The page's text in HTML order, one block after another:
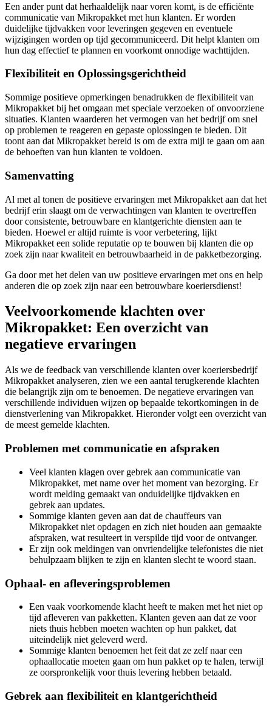
Een ander punt dat herhaaldelijk naar voren komt, is de efficiënte
communicatie van Mikropakket met hun klanten. Er worden
duidelijke tijdvakken voor leveringen gegeven en eventuele
wijzigingen worden op tijd gecommuniceerd. Dit helpt klanten om
hun dag effectief te plannen en voorkomt onnodige wachttijden.
Flexibiliteit en Oplossingsgerichtheid
Sommige positieve opmerkingen benadrukken de flexibiliteit van
Mikropakket bij het omgaan met speciale verzoeken of onvoorziene
situaties. Klanten waarderen het vermogen van het bedrijf om snel
op problemen te reageren en gepaste oplossingen te bieden. Dit
toont aan dat Mikropakket bereid is om de extra mijl te gaan om aan
de behoeften van hun klanten te voldoen.
Samenvatting
Al met al tonen de positieve ervaringen met Mikropakket aan dat het
bedrijf erin slaagt om de verwachtingen van klanten te overtreffen
door consistente, betrouwbare en klantgerichte diensten aan te
bieden. Hoewel er altijd ruimte is voor verbetering, lijkt
Mikropakket een solide reputatie op te bouwen bij klanten die op
zoek zijn naar kwaliteit en betrouwbaarheid in de pakketbezorging.
Ga door met het delen van uw positieve ervaringen met ons en help
anderen die op zoek zijn naar een betrouwbare koeriersdienst!
Veelvoorkomende klachten over
Mikropakket: Een overzicht van
negatieve ervaringen
Als we de feedback van verschillende klanten over koeriersbedrijf
Mikropakket analyseren, zien we een aantal terugkerende klachten
die belangrijk zijn om te benoemen. De negatieve ervaringen van
verschillende individuen wijzen op bepaalde tekortkomingen in de
dienstverlening van Mikropakket. Hieronder volgt een overzicht van
de meest gemelde klachten.
Problemen met communicatie en afspraken
Veel klanten klagen over gebrek aan communicatie van
Mikropakket, met name over het moment van bezorging. Er
wordt melding gemaakt van onduidelijke tijdvakken en
gebrek aan updates.
Sommige klanten geven aan dat de chauffeurs van
Mikropakket niet opdagen en zich niet houden aan gemaakte
afspraken, wat resulteert in verspilde tijd voor de ontvanger.
Er zijn ook meldingen van onvriendelijke telefonistes die niet
behulpzaam blijken te zijn en klanten slecht te woord staan.
Ophaal- en afleveringsproblemen
Een vaak voorkomende klacht heeft te maken met het niet op
tijd afleveren van pakketten. Klanten geven aan dat ze voor
niets thuis hebben moeten wachten op hun pakket, dat
uiteindelijk niet geleverd werd.
Sommige klanten benoemen het feit dat ze zelf naar een
ophaallocatie moeten gaan om hun pakket op te halen, terwijl
ze oorspronkelijk voor thuis levering hebben betaald.
Gebrek aan flexibiliteit en klantgerichtheid